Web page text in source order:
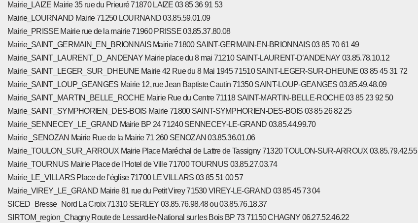
Mairie_LAIZE Mairie 35 rue du Prieuré 71870 LAIZE 03 85 36 91 53
Mairie_LOURNAND Mairie 71250 LOURNAND 03.85.59.01.09
Mairie_PRISSE Mairie rue de la mairie 71960 PRISSE 03.85.37.80.08
Mairie_SAINT_GERMAIN_EN_BRIONNAIS Mairie 71800 SAINT-GERMAIN-EN-BRIONNAIS 03 85 70 61 49
Mairie_SAINT_LAURENT_D_ANDENAY Mairie place du 8 mai 71210 SAINT-LAURENT-D’ANDENAY 03.85.78.10.12
Mairie_SAINT_LEGER_SUR_DHEUNE Mairie 42 Rue du 8 Mai 1945 71510 SAINT-LEGER-SUR-DHEUNE 03 85 45 31 72
Mairie_SAINT_LOUP_GEANGES Mairie 12, rue Jean Baptiste Cautin 71350 SAINT-LOUP-GEANGES 03.85.49.48.09
Mairie_SAINT_MARTIN_BELLE_ROCHE Mairie Rue du Centre 71118 SAINT-MARTIN-BELLE-ROCHE 03 85 23 92 50
Mairie_SAINT_SYMPHORIEN_DES-BOIS Mairie 71800 SAINT-SYMPHORIEN-DES-BOIS 03 85 26 82 25
Mairie_SENNECEY_LE_GRAND Mairie BP 24 71240 SENNECEY-LE-GRAND 03.85.44.99.70
Mairie _SENOZAN Mairie Rue de la Mairie 71 260 SENOZAN 03.85.36.01.06
Mairie_TOULON_SUR_ARROUX Mairie Place Maréchal de Lattre de Tassigny 71320 TOULON-SUR-ARROUX 03.85.79.42.55
Mairie_TOURNUS Mairie Place de l’Hotel de Ville 71700 TOURNUS 03.85.27.03.74
Mairie_LE_VILLARS Place de l’église 71700 LE VILLARS 03 85 51 00 57
Mairie_VIREY_LE_GRAND Mairie 81 rue du Petit Virey 71530 VIREY-LE-GRAND 03 85 45 73 04
SICED_Bresse_Nord La Croix 71310 SERLEY 03.85.76.98.48 ou 03.85.76.18.37
SIRTOM_region_Chagny Route de Lessard-le-National sur les Bois BP 73 71150 CHAGNY 06.27.52.46.22